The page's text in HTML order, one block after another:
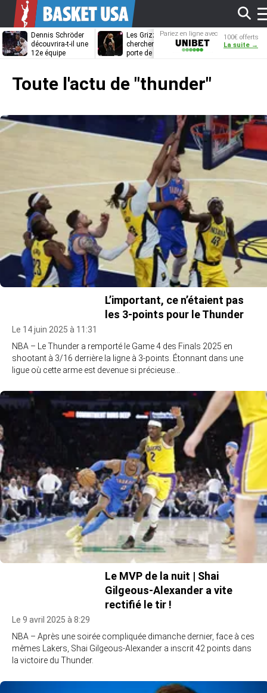
Dennis Schröder
découvrira-t-il une
12e équipe
Les Grizzlies
cherchent déjà une
porte de sortie
Dwane Casey
bientôt coach
Pariez en ligne avec
Unibet
100€ offerts
La suite →
Toute l'actu de "thunder"
L’important, ce n’étaient pas
les 3-points pour le Thunder
Le 14 juin 2025 à 11:31
NBA – Le Thunder a remporté le Game 4 des Finals 2025 en
shootant à 3/16 derrière la ligne à 3-points. Étonnant dans une
ligue où cette arme est devenue si précieuse…
Le MVP de la nuit | Shai
Gilgeous-Alexander a vite
rectifié le tir !
Le 9 avril 2025 à 8:29
NBA – Après une soirée compliquée dimanche dernier, face à ces
mêmes Lakers, Shai Gilgeous-Alexander a inscrit 42 points dans
la victoire du Thunder.